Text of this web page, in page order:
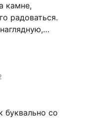
камне,
радоваться.
бы и
же он прыгал от
Батарейки в
буквально со